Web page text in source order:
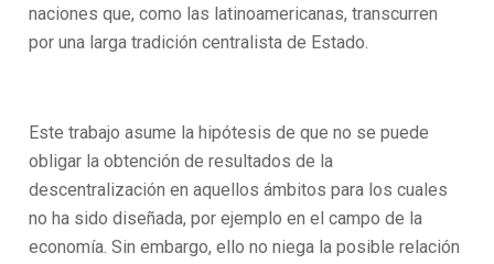
naciones que, como las latinoamericanas, transcurren
por una larga tradición centralista de Estado.
Este trabajo asume la hipótesis de que no se puede
obligar la obtención de resultados de la
descentralización en aquellos ámbitos para los cuales
no ha sido diseñada, por ejemplo en el campo de la
economía. Sin embargo, ello no niega la posible relación